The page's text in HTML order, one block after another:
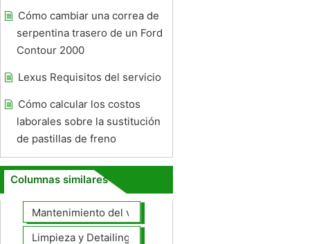
Cómo cambiar una correa de
serpentina trasero de un Ford
Contour 2000
Lexus Requisitos del servicio
Cómo calcular los costos
laborales sobre la sustitución
de pastillas de freno
Columnas similares
Mantenimiento del vehículo
Limpieza y Detailing